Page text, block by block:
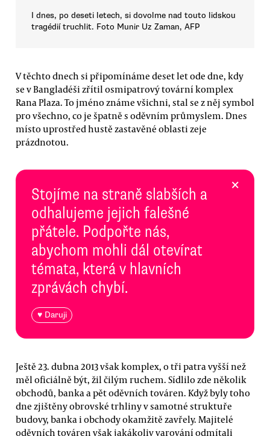
I dnes, po deseti letech, si dovolme nad touto lidskou
tragédií truchlit. Foto Munir Uz Zaman, AFP
V těchto dnech si připomínáme deset let ode dne, kdy
se v Bangladéši zřítil osmipatrový tovární komplex
Rana Plaza. To jméno známe všichni, stal se z něj symbol
pro všechno, co je špatně s oděvním průmyslem. Dnes
místo uprostřed hustě zastavěné oblasti zeje
prázdnotou.
Stojíme na straně slabších a
odhalujeme jejich falešné
přátele. Podpořte nás,
abychom mohli dál otevírat
témata, která v hlavních
zprávách chybí.
♥ Daruji
×
Ještě 23. dubna 2013 však komplex, o tři patra vyšší než
měl oficiálně být, žil čilým ruchem. Sídlilo zde několik
obchodů, banka a pět oděvních továren. Když byly toho
dne zjištěny obrovské trhliny v samotné struktuře
budovy, banka i obchody okamžitě zavřely. Majitelé
oděvních továren však jakákoliv varování odmítali